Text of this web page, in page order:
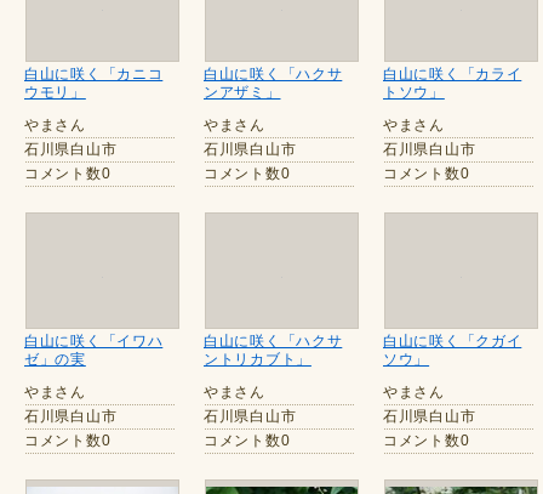
白山に咲く「カニコ
ウモリ」
やまさん
石川県白山市
コメント数0
白山に咲く「ハクサ
ンアザミ」
やまさん
石川県白山市
コメント数0
白山に咲く「カライ
トソウ」
やまさん
石川県白山市
コメント数0
白山に咲く「イワハ
ゼ」の実
やまさん
石川県白山市
コメント数0
白山に咲く「ハクサ
ントリカブト」
やまさん
石川県白山市
コメント数0
白山に咲く「クガイ
ソウ」
やまさん
石川県白山市
コメント数0